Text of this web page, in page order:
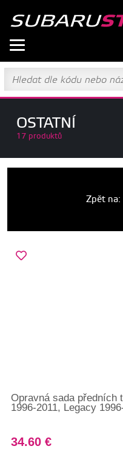
OSTATNÍ
17 produktů
Zpět na:
Opravná sada předních
1996-2011, Legacy
34.60 €